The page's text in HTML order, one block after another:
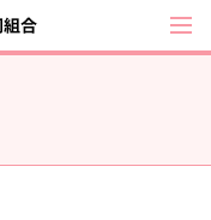
純心大学生活協